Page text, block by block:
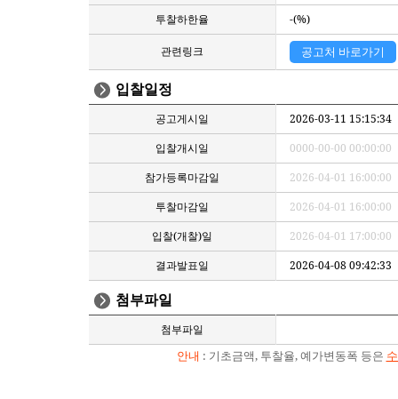
투찰하한율
-(%)
관련링크 공고처 바로가기
입찰일정
공고게시일
2026-03-11 15:15:34
입찰개시일
0000-00-00 00:00:00
참가등록마감일
2026-04-01 16:00:00
투찰마감일
2026-04-01 16:00:00
입찰(개찰)일
2026-04-01 17:00:00
결과발표일
2026-04-08 09:42:33
첨부파일
첨부파일
안내 : 기초금액, 투찰율, 예가변동폭 등은